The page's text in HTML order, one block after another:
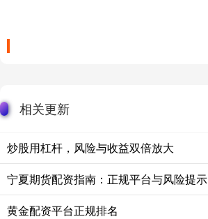
相关更新
炒股用杠杆，风险与收益双倍放大
宁夏期货配资指南：正规平台与风险提示
黄金配资平台正规排名